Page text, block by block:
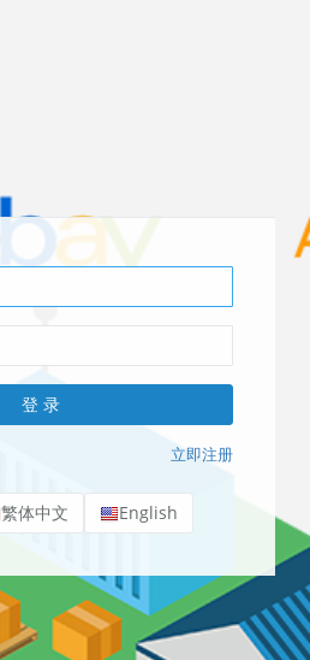
立即注册
繁体中文 English